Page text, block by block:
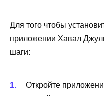
Для того чтобы
приложении Хавал
шаги:
Откройте